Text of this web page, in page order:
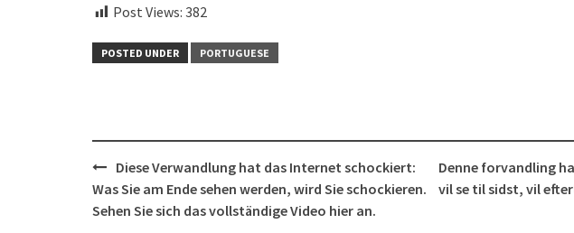
Post Views: 382
POSTED UNDER PORTUGUESE
Post
navigation
Diese Verwandlung hat das Internet schockiert:
Was Sie am Ende sehen werden, wird Sie schockieren.
Sehen Sie sich das vollständige Video hier an.
Denne forvandling
vil se til sidst, vil